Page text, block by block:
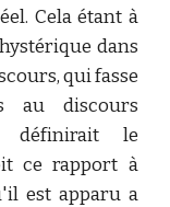
Cela étant à
dans
qui fasse
au discours
définirait le
ce rapport à
est apparu a